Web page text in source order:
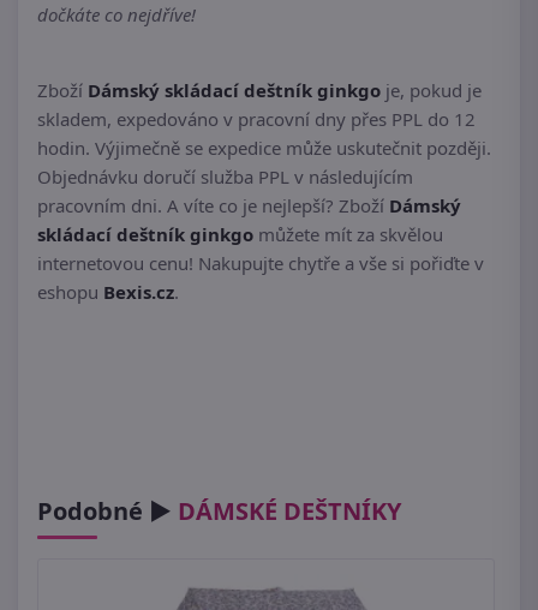
dočkáte co nejdříve!
Zboží Dámský skládací deštník ginkgo je, pokud je
skladem, expedováno v pracovní dny přes PPL do 12
hodin. Výjimečně se expedice může uskutečnit později.
Objednávku doručí služba PPL v následujícím
pracovním dni. A víte co je nejlepší? Zboží Dámský
skládací deštník ginkgo můžete mít za skvělou
internetovou cenu! Nakupujte chytře a vše si pořiďte v
eshopu Bexis.cz.
Podobné ► DÁMSKÉ DEŠTNÍKY